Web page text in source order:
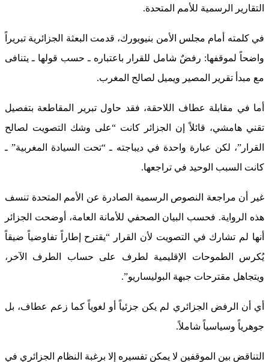
التقارير الرسمية للأمم المتحدة.
في كلمته أمام مجلس الأمن بنيويورك، قدمت البعثة الجزائرية تبريراً
واضحاً لموقفها: رفضٌ شامل للقرار باعتباره ـ حسب قولها ـ يتنافى
مع مبدأ تقرير المصير ويميل لصالح المغرب.
أما في مقابلة عطاف اللاحقة، فقد حاول تبرير المقاطعة بتفصيل
تقني هامشي، قائلاً إن الجزائر كانت “على وشك التصويت لصالح
القرار”، لكن عبارة واحدة في ديباجته ـ “تحت السيادة المغربية” ـ
كانت السبب الوحيد في تراجعها.
غير أن مراجعة النصوص الرسمية الصادرة عن الأمم المتحدة تنسف
هذه الرواية. فحسب البيان الصحفي للأمانة العامة، أوضحت الجزائر
أنها لم تشارك في التصويت لأن القرار “يقترح إطاراً تفاوضياً ضيقاً
يُكرس الطموحات الإقليمية لطرف على حساب الطرف الآخر،
ويتجاهل مقترحات جبهة البوليساريو”.
أي أن الرفض الجزائري لم يكن جزئياً أو لغوياً كما زعم عطاف، بل
جوهرياً وسياسياً شاملاً.
التناقض بين الموقفين لا يمكن تفسيره إلا برغبة النظام الجزائري في